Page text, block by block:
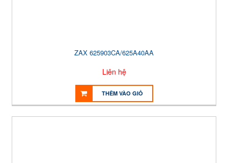
ZAX 625903CA/625A40AA
Liên hệ
THÊM VÀO GIỎ